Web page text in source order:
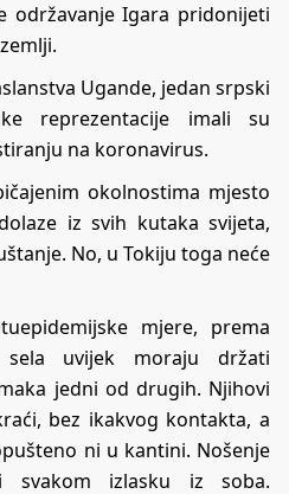
održavanje Igara pridonijeti
Ugande, jedan srpski
reprezentacije imali su
na koronavirus.
okolnostima mjesto
iz svih kutaka svijeta,
No, u Tokiju toga neće
mjere, prema
uvijek moraju držati
jedni od drugih. Njihovi
bez ikakvog kontakta, a
ni u kantini. Nošenje
svakom izlasku iz soba.